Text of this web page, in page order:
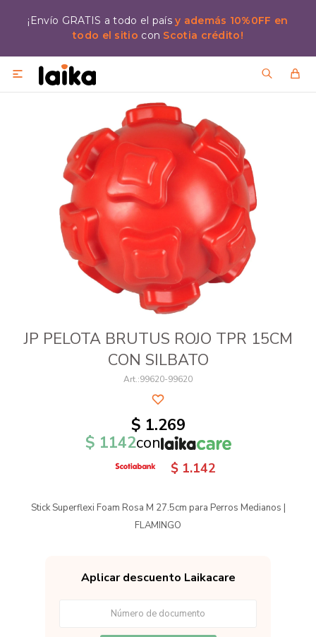
¡Envío GRATIS a todo el paísy además 10%0FF en
todo el sitio con Scotia crédito!

JP PELOTA BRUTUS ROJO TPR 15CM
CON SILBATO
99620-99620
$ 1.269
$ 1142con
$ 1.142
Stick Superflexi Foam Rosa M 27.5cm para Perros Medianos |
FLAMINGO
Aplicar descuento Laikacare